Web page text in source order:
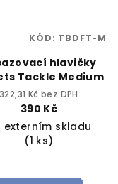
hlavičky
Tackle Medium
322,31 Kč bez DPH
390 Kč
externím skladu
(1 ks)
KÓD: TBDFT-M